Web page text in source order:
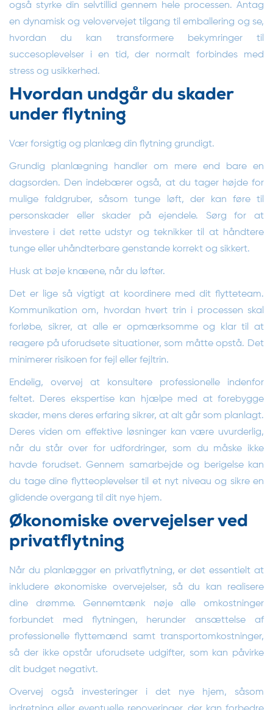
også styrke din selvtillid gennem hele processen. Antag
en dynamisk og velovervejet tilgang til emballering og se,
hvordan du kan transformere bekymringer til
succesoplevelser i en tid, der normalt forbindes med
stress og usikkerhed.
Hvordan undgår du skader
under flytning
Vær forsigtig og planlæg din flytning grundigt.
Grundig planlægning handler om mere end bare en
dagsorden. Den indebærer også, at du tager højde for
mulige faldgruber, såsom tunge løft, der kan føre til
personskader eller skader på ejendele. Sørg for at
investere i det rette udstyr og teknikker til at håndtere
tunge eller uhåndterbare genstande korrekt og sikkert.
Husk at bøje knæene, når du løfter.
Det er lige så vigtigt at koordinere med dit flytteteam.
Kommunikation om, hvordan hvert trin i processen skal
forløbe, sikrer, at alle er opmærksomme og klar til at
reagere på uforudsete situationer, som måtte opstå. Det
minimerer risikoen for fejl eller fejltrin.
Endelig, overvej at konsultere professionelle indenfor
feltet. Deres ekspertise kan hjælpe med at forebygge
skader, mens deres erfaring sikrer, at alt går som planlagt.
Deres viden om effektive løsninger kan være uvurderlig,
når du står over for udfordringer, som du måske ikke
havde forudset. Gennem samarbejde og berigelse kan
du tage dine flytteoplevelser til et nyt niveau og sikre en
glidende overgang til dit nye hjem.
Økonomiske overvejelser ved
privatflytning
Når du planlægger en privatflytning, er det essentielt at
inkludere økonomiske overvejelser, så du kan realisere
dine drømme. Gennemtænk nøje alle omkostninger
forbundet med flytningen, herunder ansættelse af
professionelle flyttemænd samt transportomkostninger,
så der ikke opstår uforudsete udgifter, som kan påvirke
dit budget negativt.
Overvej også investeringer i det nye hjem, såsom